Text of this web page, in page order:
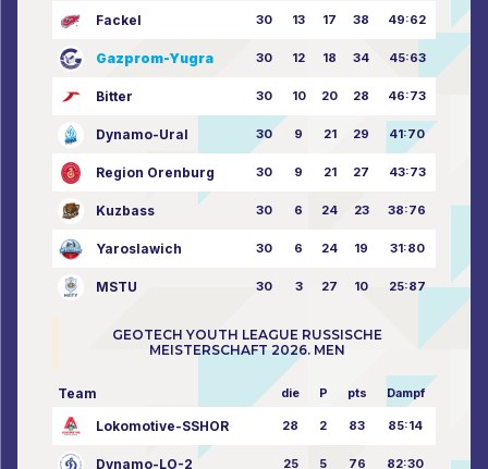
Fackel 30 13 17 38 49:62
Gazprom-Yugra 30 12 18 34 45:63
Bitter 30 10 20 28 46:73
Dynamo-Ural 30 9 21 29 41:70
Region Orenburg 30 9 21 27 43:73
Kuzbass 30 6 24 23 38:76
Yaroslawich 30 6 24 19 31:80
MSTU 30 3 27 10 25:87
GEOTECH YOUTH LEAGUE RUSSISCHE
MEISTERSCHAFT 2026. MEN
Team die P pts Dampf
Lokomotive-SSHOR 28 2 83 85:14
Dynamo-LO-2 25 5 76 82:30